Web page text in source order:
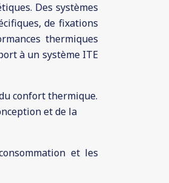
Des systèmes
de fixations
thermiques
à un système ITE
confort thermique.
et de la
et les